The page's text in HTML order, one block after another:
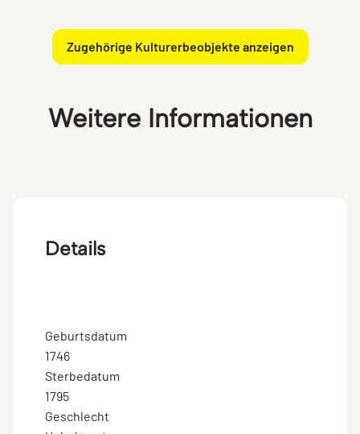
Zugehörige Kulturerbeobjekte anzeigen
Weitere Informationen
Details
Geburtsdatum
1746
Sterbedatum
1795
Geschlecht